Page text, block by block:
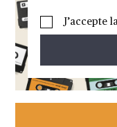
J’accepte